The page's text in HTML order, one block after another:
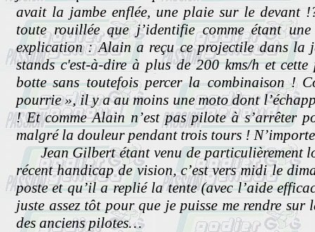
avait la jambe enflée, une plaie sur le devant
toute rouillée que j’identifie comme étant
explication : Alain a reçu ce projectile dans la
stands c'est-à-dire à plus de 200 kms/h et cette
botte sans toutefois percer la combinaison !
pourrie », il y a au moins une moto dont
! Et comme Alain n’est pas pilote à s’arrêter
malgré la douleur pendant trois tours !
Jean Gilbert étant venu de particulièrement
récent handicap de vision, c’est vers midi le
poste et qu’il a replié la tente (avec l’aide
juste assez tôt pour que je puisse me rendre
des anciens pilotes…